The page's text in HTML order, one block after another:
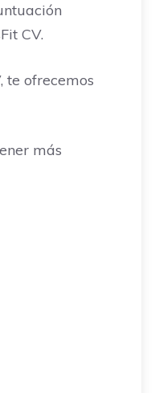
CV.
te ofrecemos
más